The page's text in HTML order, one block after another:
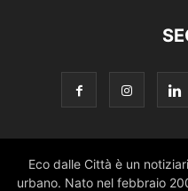
Eco dalle Città è un
urbano. Nato nel febbraio